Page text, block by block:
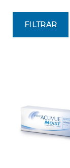
FILTRAR